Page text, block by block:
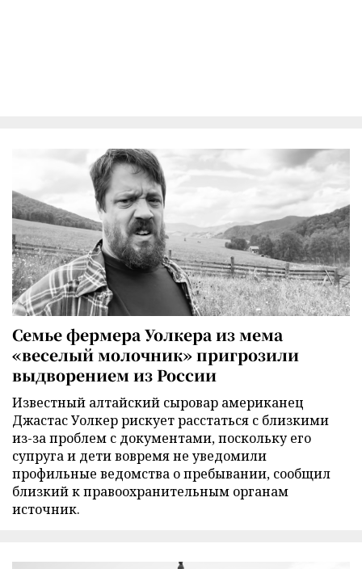
Семье фермера Уолкера из мема
«веселый молочник» пригрозили
выдворением из России
Известный алтайский сыровар американец
Джастас Уолкер рискует расстаться с близкими
из-за проблем с документами, поскольку его
супруга и дети вовремя не уведомили
профильные ведомства о пребывании, сообщил
близкий к правоохранительным органам
источник.